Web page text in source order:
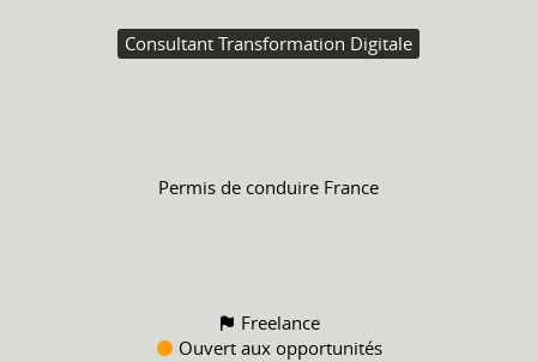
Consultant Transformation Digitale
Permis de conduire France
Freelance
Ouvert aux opportunités